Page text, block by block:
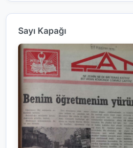
Sayı Kapağı